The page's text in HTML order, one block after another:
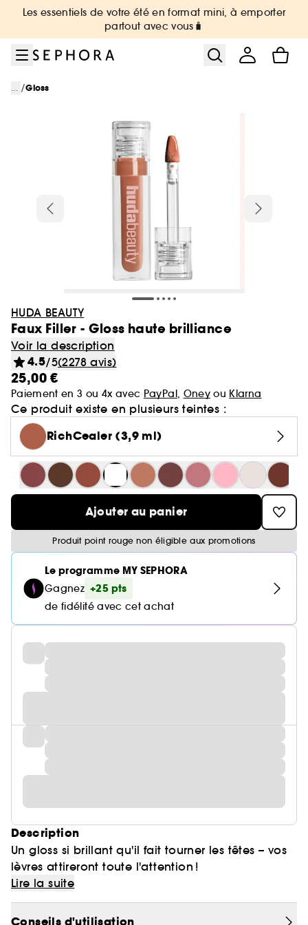
Aller au menu
Aller au contenu principal
Aller au pied de page
Les essentiels de votre été en format mini, à emporter
partout avec vous🧳
... /Gloss
HUDA BEAUTY
Faux Filler - Gloss haute brilliance
Voir la description
4.5/5(2278 avis)
25,00 €
Paiement en 3 ou 4x avec PayPal, Oneyou Klarna
Ce produit existe en plusieurs teintes :
RichCealer (3,9 ml)
Ajouter au panier
Produit point rouge non éligible aux promotions
Le programme MY SEPHORA
Gagnez +25 pts
de fidélité avec cet achat
Description
Un gloss si brillant qu'il fait tourner les têtes – vos
lèvres attireront toute l'attention !
Un gloss nourrissant, pour des lèvres plus
brillantes et plus pulpeuses – il lisse et atténue les
ridules en comblant les lèvres, sans créer de
Lire la suite